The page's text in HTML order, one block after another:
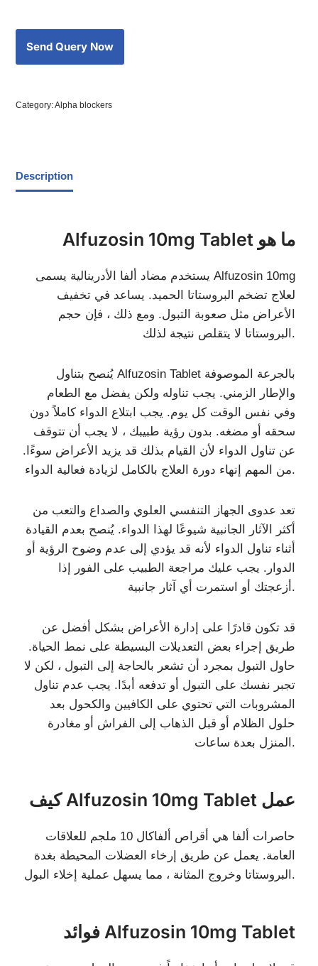
Category:Alpha blockers
Description
Alfuzosin 10mg Tablet ما هو
يستخدم مضاد ألفا الأدرينالية يسمى Alfuzosin 10mg
لعلاج تضخم البروستاتا الحميد. يساعد في تخفيف
الأعراض مثل صعوبة التبول. ومع ذلك ، فإن حجم
البروستاتا لا يتقلص نتيجة لذلك.
يُنصح بتناول Alfuzosin Tablet بالجرعة الموصوفة
والإطار الزمني. يجب تناوله ولكن يفضل مع الطعام
وفي نفس الوقت كل يوم. يجب ابتلاع الدواء كاملاً دون
سحقه أو مضغه. بدون رؤية طبيبك ، لا يجب أن تتوقف
عن تناول الدواء لأن القيام بذلك قد يزيد الأعراض سوءًا.
من المهم إنهاء دورة العلاج بالكامل لزيادة فعالية الدواء.
تعد عدوى الجهاز التنفسي العلوي والصداع والتعب من
أكثر الآثار الجانبية شيوعًا لهذا الدواء. يُنصح بعدم القيادة
أثناء تناول الدواء لأنه قد يؤدي إلى عدم وضوح الرؤية أو
الدوار. يجب عليك مراجعة الطبيب على الفور إذا
أزعجتك أو استمرت أي آثار جانبية.
قد تكون قادرًا على إدارة الأعراض بشكل أفضل عن
طريق إجراء بعض التعديلات البسيطة على نمط الحياة.
حاول التبول بمجرد أن تشعر بالحاجة إلى التبول ، لكن لا
تجبر نفسك على التبول أو تدفعه أبدًا. يجب عدم تناول
المشروبات التي تحتوي على الكافيين والكحول بعد
حلول الظلام أو قبل الذهاب إلى الفراش أو مغادرة
المنزل بعدة ساعات.
كيف Alfuzosin 10mg Tablet عمل
حاصرات ألفا هي أقراص ألفاكال 10 ملجم للعلاقات
العامة. يعمل عن طريق إرخاء العضلات المحيطة بغدة
البروستاتا وخروج المثانة ، مما يسهل عملية إخلاء البول.
فوائد Alfuzosin 10mg Tablet